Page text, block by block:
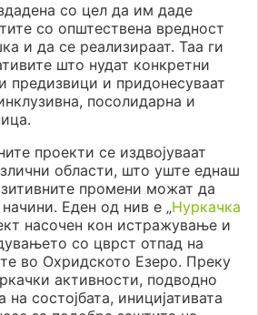
со цел да им даде
со општествена вредност
и да се реализираат. Таа ги
што нудат конкретни
предизвици и придонесуваат
посолидарна и
проекти се издвојуваат
области, што уште еднаш
промени можат да
Еден од нив е „Нуркачка
насочен кон истражување и
со цврст отпад на
во Охридското Езеро. Преку
активности, подводно
состојбата, иницијативата